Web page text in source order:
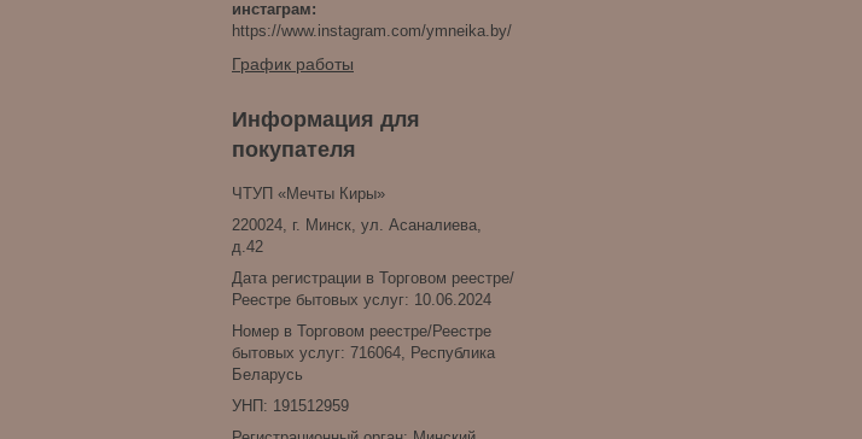
инстаграм
https://www.instagram.com/ymneika.by/
График работы
Информация для
покупателя
ЧТУП «Мечты Киры»
220024, г. Минск, ул. Асаналиева,
д.42
Дата регистрации в Торговом реестре/
Реестре бытовых услуг: 10.06.2024
Номер в Торговом реестре/Реестре
бытовых услуг: 716064, Республика
Беларусь
УНП: 191512959